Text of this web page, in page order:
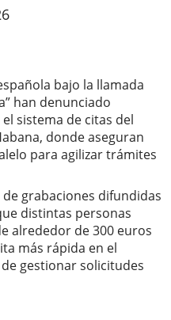
bajo la llamada
han denunciado
sistema de citas del
donde aseguran
para agilizar trámites
grabaciones difundidas
distintas personas
alrededor de 300 euros
más rápida en el
gestionar solicitudes